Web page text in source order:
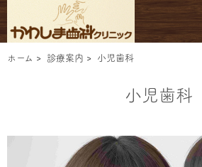
ホーム > 診療案内 > 小児歯科
小児歯科